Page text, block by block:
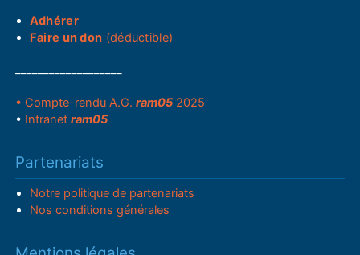
Adhérer
Faire un don (déductible)
• Compte-rendu A.G.ram05 2025
• Intranetram05
Partenariats
Notre politique de partenariats
Nos conditions générales